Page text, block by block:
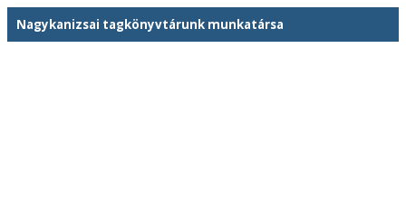
Nagykanizsai tagkönyvtárunk munkatársa